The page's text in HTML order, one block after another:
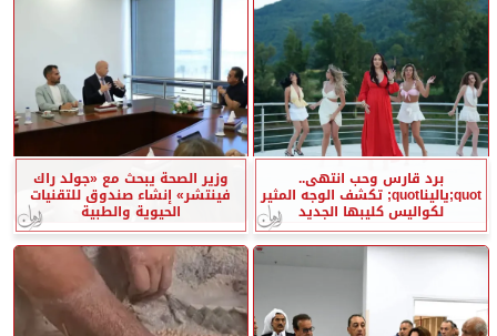
برد قارس وحب انتهى..
quot;ياليناquot; تكشف الوجه المثير
لكواليس كليبها الجديد
وزير الصحة يبحث مع «جولد راك
فينتشر» إنشاء صندوق للتقنيات
الحيوية والطبية